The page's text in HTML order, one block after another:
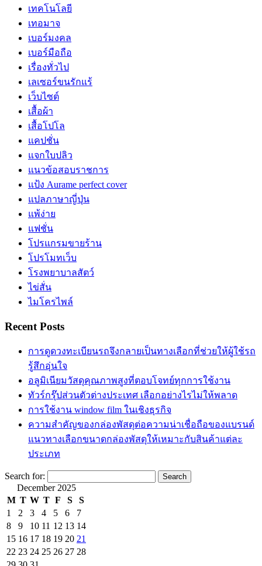
เทคโนโลยี
เทอมาจ
เบอร์มงคล
เบอร์มือถือ
เรื่องทั่วไป
เลเซอร์ขนรักแร้
เว็บไซต์
เสื้อผ้า
เสื้อโปโล
แคปชั่น
แจกใบปลิว
แนวข้อสอบราชการ
แป้ง Aurame perfect cover
แปลภาษาญี่ปุ่น
แพ้ง่าย
แฟชั่น
โปรแกรมขายร้าน
โปรโมทเว็บ
โรงพยาบาลสัตว์
ไข่สั่น
ไมโครไพล์
Recent Posts
การดูดวงทะเบียนรถจึงกลายเป็นทางเลือกที่ช่วยให้ผู้ใช้รถ
รู้สึกอุ่นใจ
อลูมิเนียมวัสดุคุณภาพสูงที่ตอบโจทย์ทุกการใช้งาน
ทัวร์กรุ๊ปส่วนตัวต่างประเทศ เลือกอย่างไรไม่ให้พลาด
การใช้งาน window film ในเชิงธุรกิจ
ความสำคัญของกล่องพัสดุต่อความน่าเชื่อถือของแบรนด์
แนวทางเลือกขนาดกล่องพัสดุให้เหมาะกับสินค้าแต่ละ
ประเภท
Search for:
December 2025
M T W T F S
S
1
2 3 4 5 6
7
8
9 10 11 12 13 14
15 16 17 18 19 20 21
22 23 24 25 26 27 28